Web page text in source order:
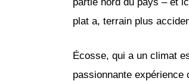
partie nord du pays – et
plat a, terrain plus
Écosse, qui a un climat
passionnante expérience